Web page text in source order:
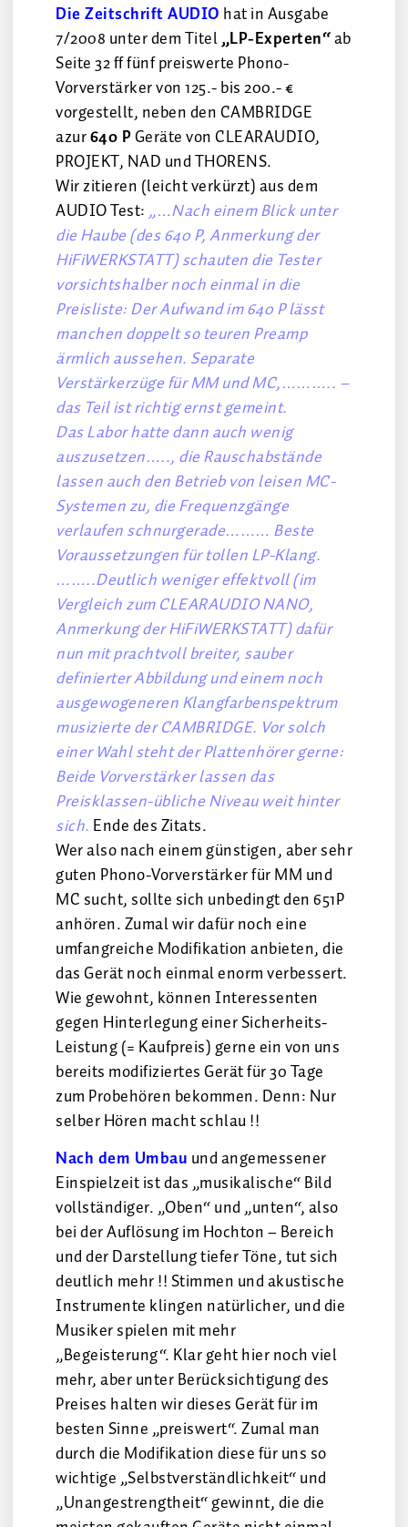
Die Zeitschrift AUDIO hat in Ausgabe
7/2008 unter dem Titel„LP-Experten“ab
Seite 32 ff fünf preiswerte Phono-
Vorverstärker von 125.- bis 200.- €
vorgestellt, neben den CAMBRIDGE
azur640 PGeräte von CLEARAUDIO,
PROJEKT, NAD und THORENS.
Wir zitieren (leicht verkürzt) aus dem
AUDIO Test: „…Nach einem Blick unter
die Haube (des 640 P, Anmerkung der
HiFiWERKSTATT) schauten die Tester
vorsichtshalber noch einmal in die
Preisliste: Der Aufwand im 640 P lässt
manchen doppelt so teuren Preamp
ärmlich aussehen. Separate
Verstärkerzüge für MM und MC,……….. –
das Teil ist richtig ernst gemeint.
Das Labor hatte dann auch wenig
auszusetzen….., die Rauschabstände
lassen auch den Betrieb von leisen MC-
Systemen zu, die Frequenzgänge
verlaufen schnurgerade……… Beste
Voraussetzungen für tollen LP-Klang.
……..Deutlich weniger effektvoll (im
Vergleich zum CLEARAUDIO NANO,
Anmerkung der HiFiWERKSTATT) dafür
nun mit prachtvoll breiter, sauber
definierter Abbildung und einem noch
ausgewogeneren Klangfarbenspektrum
musizierte der CAMBRIDGE. Vor solch
einer Wahl steht der Plattenhörer gerne:
Beide Vorverstärker lassen das
Preisklassen-übliche Niveau weit hinter
sich. Ende des Zitats.
Wer also nach einem günstigen, aber sehr
guten Phono-Vorverstärker für MM und
MC sucht, sollte sich unbedingt den 651P
anhören. Zumal wir dafür noch eine
umfangreiche Modifikation anbieten, die
das Gerät noch einmal enorm verbessert.
Wie gewohnt, können Interessenten
gegen Hinterlegung einer Sicherheits-
Leistung (= Kaufpreis) gerne ein von uns
bereits modifiziertes Gerät für 30 Tage
zum Probehören bekommen. Denn: Nur
selber Hören macht schlau !!
Nach dem Umbau und angemessener
Einspielzeit ist das „musikalische“ Bild
vollständiger. „Oben“ und „unten“, also
bei der Auflösung im Hochton – Bereich
und der Darstellung tiefer Töne, tut sich
deutlich mehr !! Stimmen und akustische
Instrumente klingen natürlicher, und die
Musiker spielen mit mehr
„Begeisterung“. Klar geht hier noch viel
mehr, aber unter Berücksichtigung des
Preises halten wir dieses Gerät für im
besten Sinne „preiswert“. Zumal man
durch die Modifikation diese für uns so
wichtige „Selbstverständlichkeit“ und
„Unangestrengtheit“ gewinnt, die die